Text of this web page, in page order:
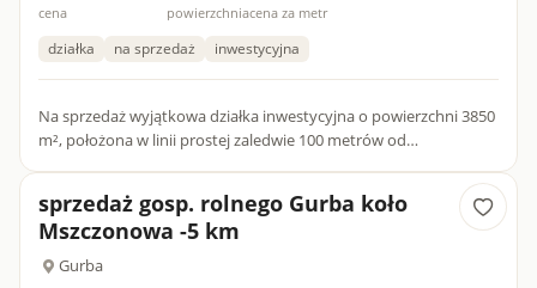
cena powierzchniacena za metr
działka na sprzedaż inwestycyjna
Na sprzedaż wyjątkowa działka inwestycyjna o powierzchni 3850
m², położona w linii prostej zaledwie 100 metrów od
sprzedaż gosp. rolnego Gurba koło
Mszczonowa -5 km
Gurba